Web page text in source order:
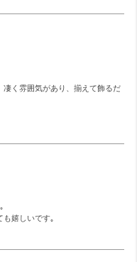
く雰囲気があり、揃えて飾るだ
嬉しいです｡